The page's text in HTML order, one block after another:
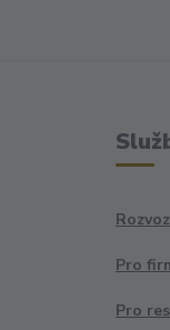
Pro
Pro